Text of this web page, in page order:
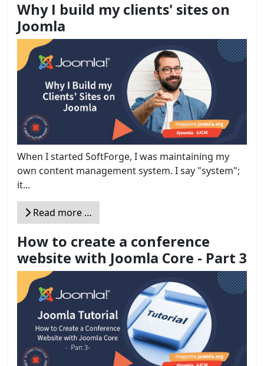
Why I build my clients' sites on
Joomla
When I started SoftForge, I was maintaining my
own content management system. I say "system";
it...
Read more …
How to create a conference
website with Joomla Core - Part 3